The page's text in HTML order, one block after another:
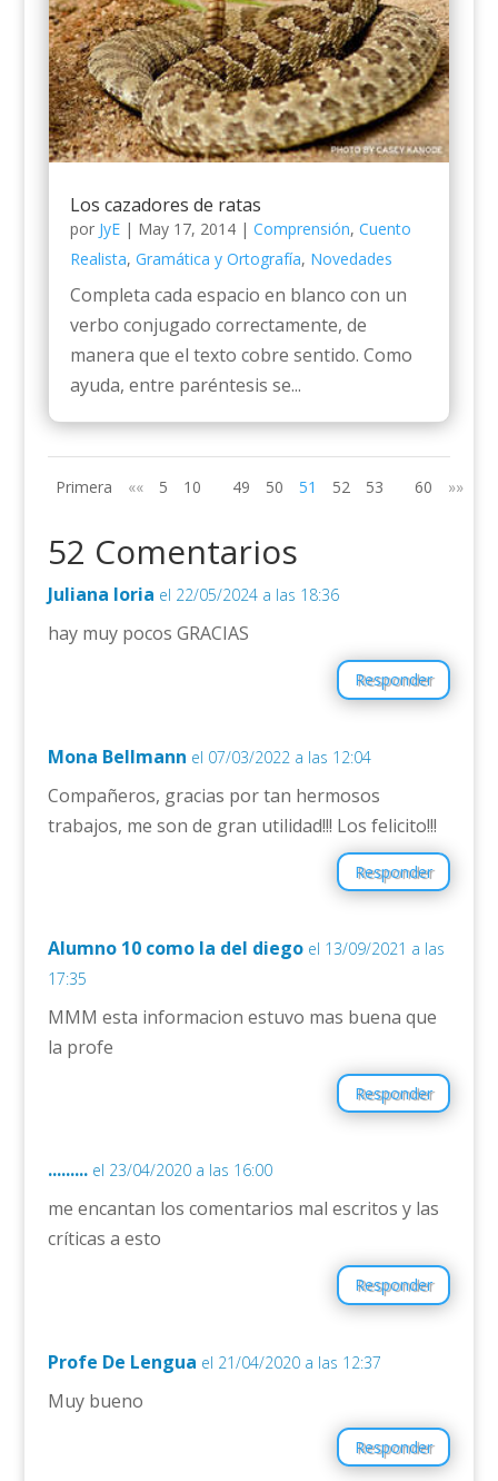
Los cazadores de ratas
por JyE| May 17, 2014| Comprensión, Cuento
Realista, Gramática y Ortografía, Novedades
Completa cada espacio en blanco con un
verbo conjugado correctamente, de
manera que el texto cobre sentido. Como
ayuda, entre paréntesis se...
Primera «« 5 10 49 50 51 52 53 60 »»
52 Comentarios
Juliana loria el 22/05/2024 a las 18:36
hay muy pocos GRACIAS
Responder
Mona Bellmann el 07/03/2022 a las 12:04
Compañeros, gracias por tan hermosos
trabajos, me son de gran utilidad!!! Los felicito!!!
Responder
Alumno 10 como la del diego el 13/09/2021 a las
17:35
MMM esta informacion estuvo mas buena que
la profe
Responder
......... el 23/04/2020 a las 16:00
me encantan los comentarios mal escritos y las
críticas a esto
Responder
Profe De Lengua el 21/04/2020 a las 12:37
Muy bueno
Responder